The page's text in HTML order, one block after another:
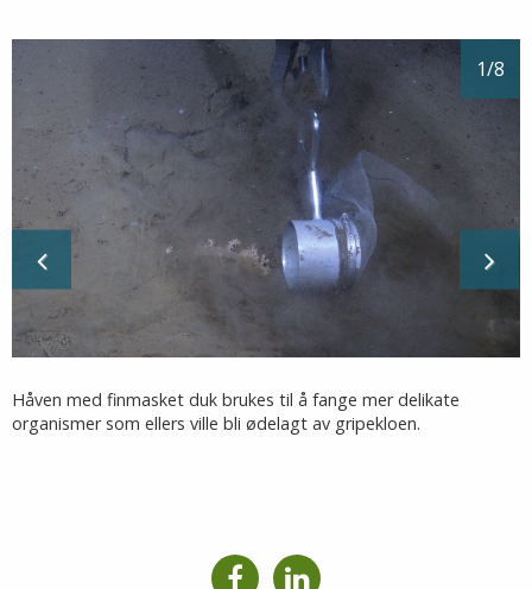
Håven med finmasket duk brukes til å fange mer delikate
organismer som ellers ville bli ødelagt av gripekloen.
1/8